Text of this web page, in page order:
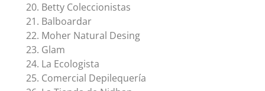
Betty Coleccionistas
Balboardar
Moher Natural Desing
Glam
La Ecologista
Comercial Depilequería